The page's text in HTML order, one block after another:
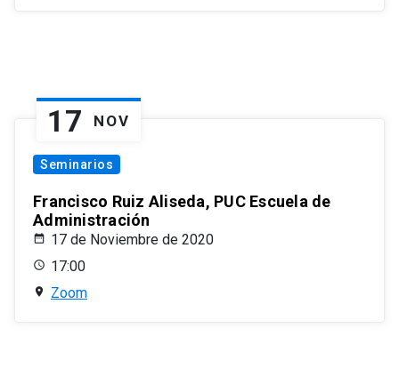
17 NOV
Seminarios
Francisco Ruiz Aliseda, PUC Escuela de
Administración
17 de Noviembre de 2020
17:00
Zoom